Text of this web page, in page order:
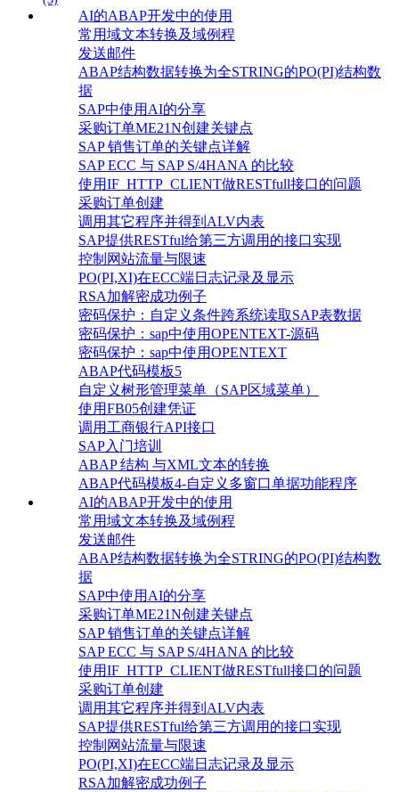
AI的ABAP开发中的使用
常用域文本转换及域例程
发送邮件
ABAP结构数据转换为全STRING的PO(PI)结构数
据
SAP中使用AI的分享
采购订单ME21N创建关键点
SAP 销售订单的关键点详解
SAP ECC 与 SAP S/4HANA 的比较
使用IF_HTTP_CLIENT做RESTfull接口的问题
采购订单创建
调用其它程序并得到ALV内表
SAP提供RESTful给第三方调用的接口实现
控制网站流量与限速
PO(PI,XI)在ECC端日志记录及显示
RSA加解密成功例子
密码保护：自定义条件跨系统读取SAP表数据
密码保护：sap中使用OPENTEXT-源码
密码保护：sap中使用OPENTEXT
ABAP代码模板5
自定义树形管理菜单（SAP区域菜单）
使用FB05创建凭证
调用工商银行API接口
SAP入门培训
ABAP 结构 与XML文本的转换
ABAP代码模板4-自定义多窗口单据功能程序
AI的ABAP开发中的使用
常用域文本转换及域例程
发送邮件
ABAP结构数据转换为全STRING的PO(PI)结构数
据
SAP中使用AI的分享
采购订单ME21N创建关键点
SAP 销售订单的关键点详解
SAP ECC 与 SAP S/4HANA 的比较
使用IF_HTTP_CLIENT做RESTfull接口的问题
采购订单创建
调用其它程序并得到ALV内表
SAP提供RESTful给第三方调用的接口实现
控制网站流量与限速
PO(PI,XI)在ECC端日志记录及显示
RSA加解密成功例子